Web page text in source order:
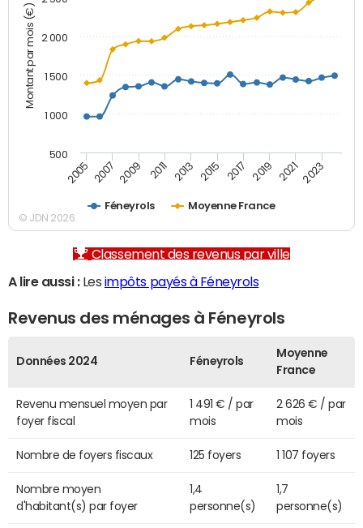
Montant par mois (€)
Féneyrols Moyenne France
2005 2007 2009 2011 2013 2015 2017 2019 2021 2023
500
1 000
1 500
2 000
© JDN 2026
Classement des revenus par ville
A lire aussi :Les impôts payés à Féneyrols
Revenus des ménages à Féneyrols
Données 2024 Féneyrols
Moyenne
France
Revenu mensuel moyen par
foyer fiscal
1 491 € / par
mois
2 626 € / par
mois
Nombre de foyers fiscaux 125 foyers 1 107 foyers
Nombre moyen
d'habitant(s) par foyer
1,4
personne(s)
1,7
personne(s)